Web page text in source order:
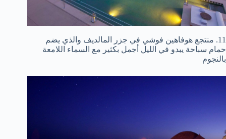
11. منتجع هوفاهين فوشي في جزر المالديف والذي يضم
حمام سباحة يبدو في الليل أجمل بكثير مع السماء اللامعة
بالنجوم